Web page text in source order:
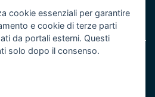
del POR Puglia 2014/2020 -
cookie essenziali per garantire
e cookie di terze parti
da portali esterni. Questi
solo dopo il consenso.